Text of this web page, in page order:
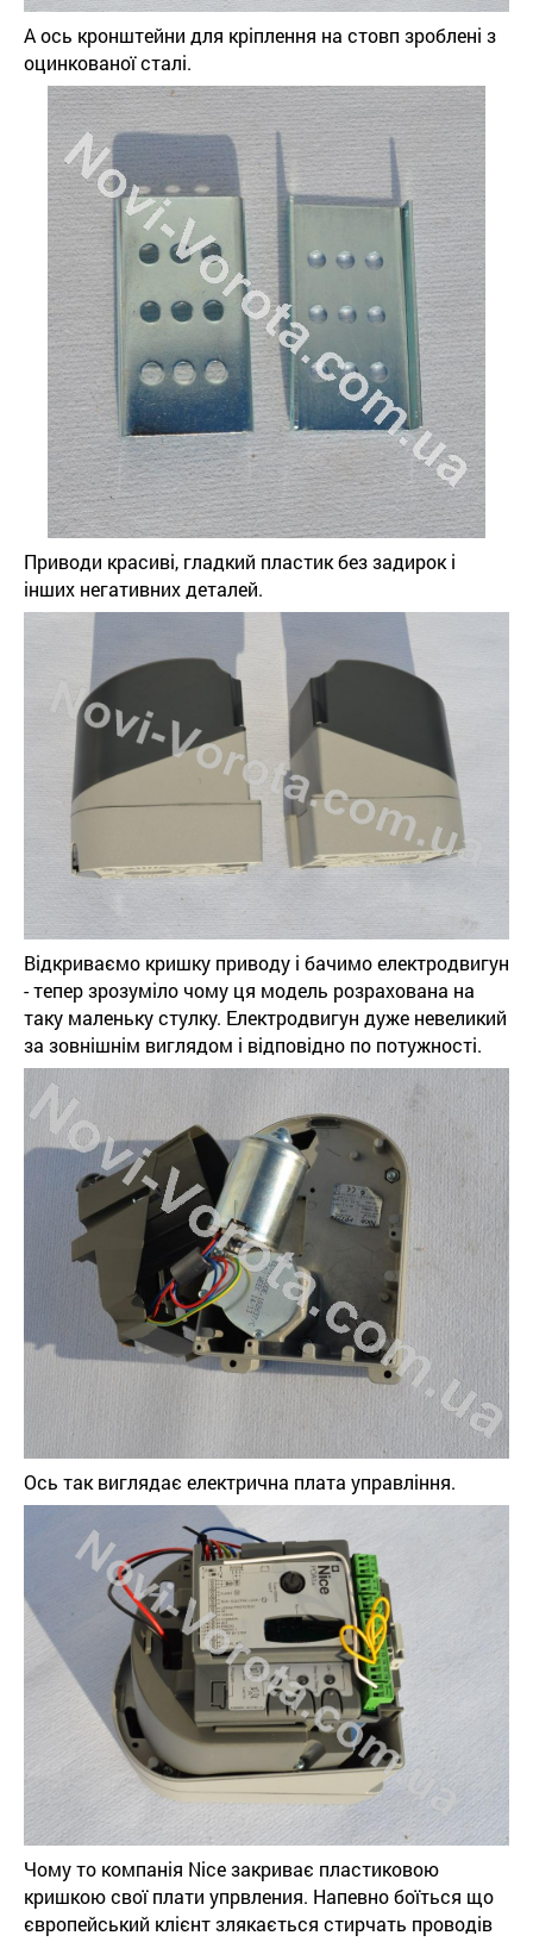
А ось кронштейни для кріплення на стовп зроблені з
оцинкованої сталі.
Приводи красиві, гладкий пластик без задирок і
інших негативних деталей.
Відкриваємо кришку приводу і бачимо електродвигун
- тепер зрозуміло чому ця модель розрахована на
таку маленьку стулку. Електродвигун дуже невеликий
за зовнішнім виглядом і відповідно по потужності.
Ось так виглядає електрична плата управління.
Чому то компанія Nice закриває пластиковою
кришкою свої плати упрвления. Напевно боїться що
європейський клієнт злякається стирчать проводів